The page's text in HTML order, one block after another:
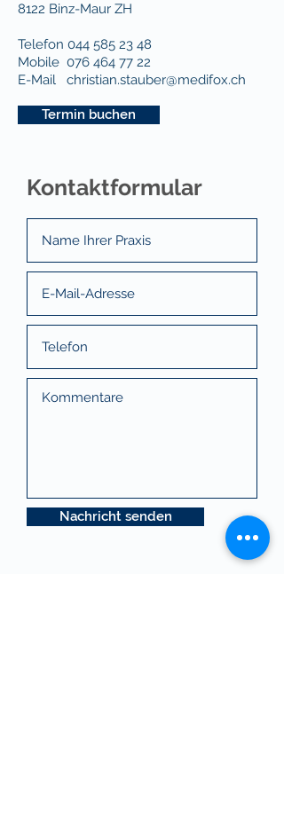
8122 Binz-Maur ZH
Telefon 044 585 23 48
Mobile 076 464 77 22
E-Mail christian.stauber@medifox.ch
Termin buchen
Kontaktformular
Nachricht senden